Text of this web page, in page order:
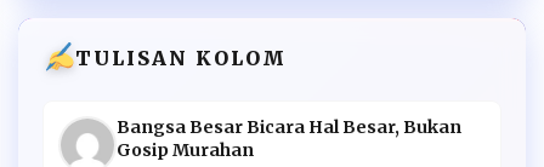
TULISAN KOLOM
Bangsa Besar Bicara Hal Besar, Bukan
Gosip Murahan